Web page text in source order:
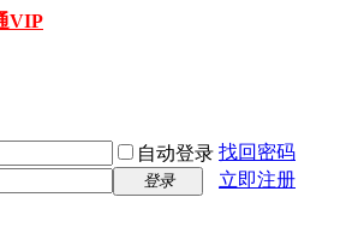
VIP
自动登录 找回密码
登录
立即注册